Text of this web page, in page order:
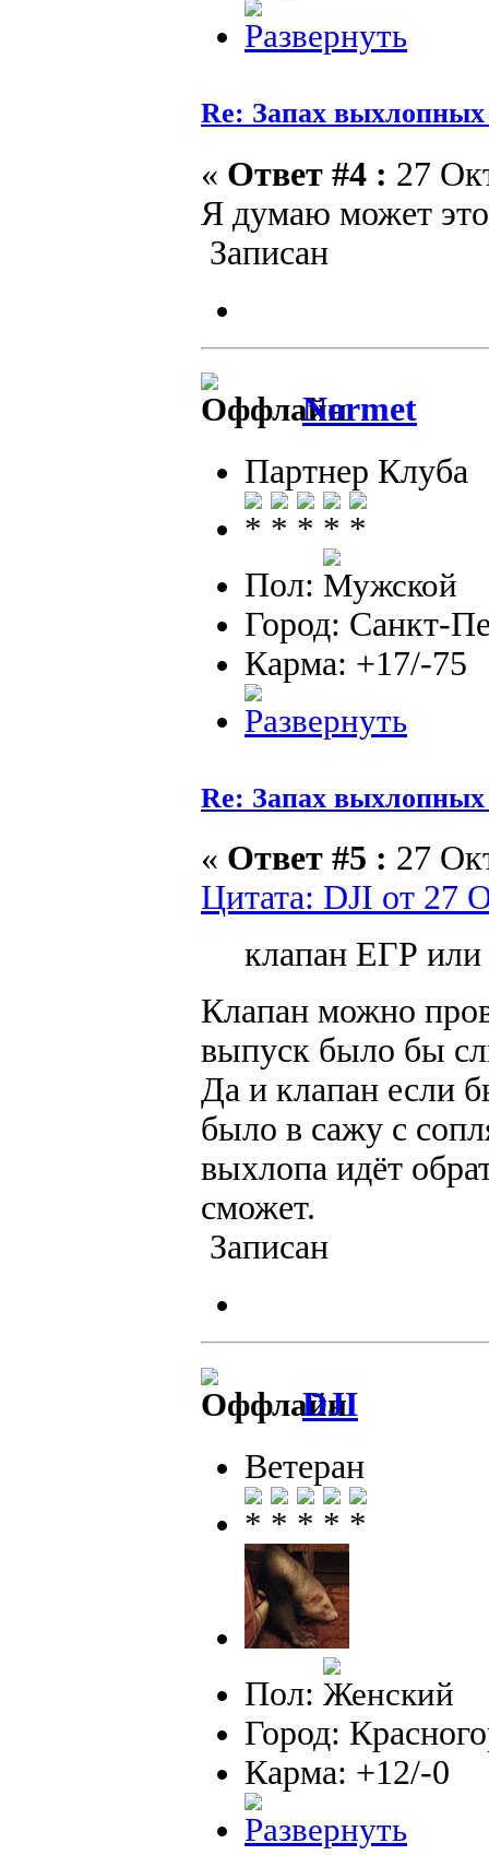
Re: Запах выхлопных
« Ответ #4 : 27
Я думаю может
Записан
Normet
Партнер Клуба
Пол:
Город: Санкт-
Карма: +17/-75
Re: Запах выхлопных
« Ответ #5 : 27
Цитата: DJI от 27
клапан ЕГР или
Клапан можно
выпуск было бы
Да и клапан если
было в сажу с
выхлопа идёт
сможет.
Записан
DJI
Ветеран
Пол:
Город:
Карма: +12/-0